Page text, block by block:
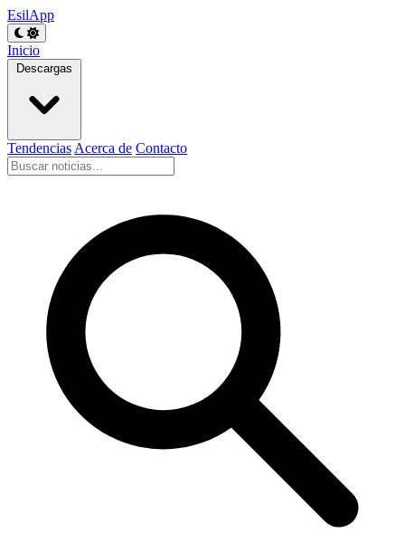
EsilApp
Inicio
Descargas
Tendencias Acerca de Contacto